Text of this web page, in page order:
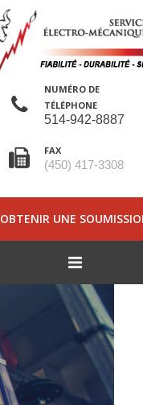
NUMÉRO DE
TÉLÉPHONE
514-942-8887
FAX
(450) 417-3308
OBTENIR UNE